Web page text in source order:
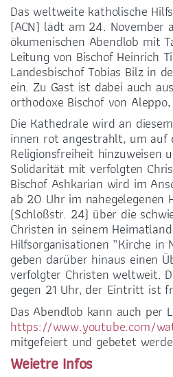
LIGA-Bank
DE59 7509 0300
Das weltweite katholische
(ACN) lädt am 24. November
ökumenischen Abendlob mit
Leitung von Bischof Heinrich
Landesbischof Tobias Bilz in
ein. Zu Gast ist dabei auch
orthodoxe Bischof von
Die Kathedrale wird an
innen rot angestrahlt, um auf
Religionsfreiheit hinzuweisen
Solidarität mit verfolgten
Bischof Ashkarian wird im
ab 20 Uhr im nahegelegenen
(Schloßstr. 24) über die
Christen in seinem
Hilfsorganisationen „Kirche in
geben darüber hinaus einen
verfolgter Christen weltweit.
gegen 21 Uhr, der Eintritt ist
Das Abendlob kann auch per
https://www.youtube.com/
mitgefeiert und gebetet
Weietre Infos